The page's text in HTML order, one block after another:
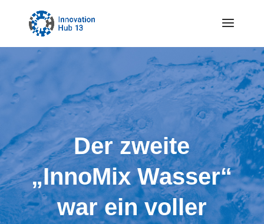
Der zweite
„InnoMix Wasser“
war ein voller